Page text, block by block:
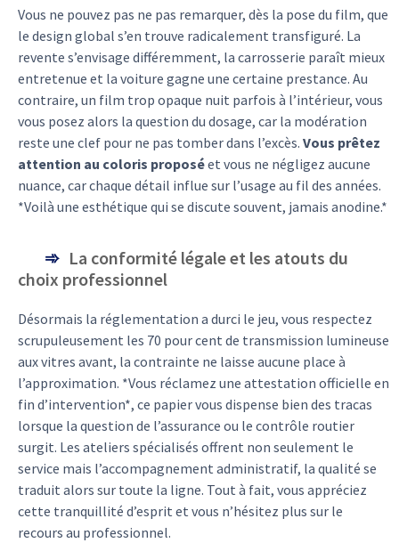
Vous ne pouvez pas ne pas remarquer, dès la pose du film, que
le design global s’en trouve radicalement transfiguré. La
revente s’envisage différemment, la carrosserie paraît mieux
entretenue et la voiture gagne une certaine prestance. Au
contraire, un film trop opaque nuit parfois à l’intérieur, vous
vous posez alors la question du dosage, car la modération
reste une clef pour ne pas tomber dans l’excès. Vous prêtez
attention au coloris proposéet vous ne négligez aucune
nuance, car chaque détail influe sur l’usage au fil des années.
*Voilà une esthétique qui se discute souvent, jamais anodine.*
La conformité légale et les atouts du
choix professionnel
Désormais la réglementation a durci le jeu, vous respectez
scrupuleusement les 70 pour cent de transmission lumineuse
aux vitres avant, la contrainte ne laisse aucune place à
l’approximation. *Vous réclamez une attestation officielle en
fin d’intervention*, ce papier vous dispense bien des tracas
lorsque la question de l’assurance ou le contrôle routier
surgit. Les ateliers spécialisés offrent non seulement le
service mais l’accompagnement administratif, la qualité se
traduit alors sur toute la ligne. Tout à fait, vous appréciez
cette tranquillité d’esprit et vous n’hésitez plus sur le
recours au professionnel.